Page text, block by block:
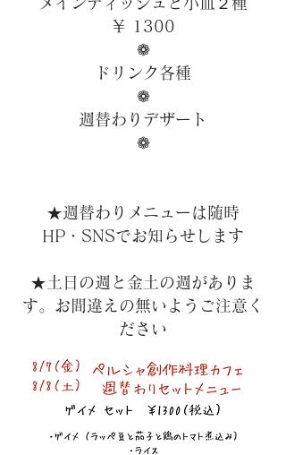
￥ 1300
❁
ドリンク各種
❁
週替わりデザート
❁
★週替わりメニューは随時
HP・SNSでお知らせします
★土日の週と金土の週がありま
す。お間違えの無いようご注意く
ださい​